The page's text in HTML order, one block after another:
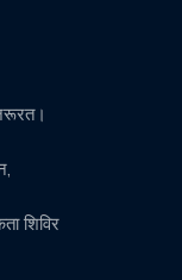
शिविर